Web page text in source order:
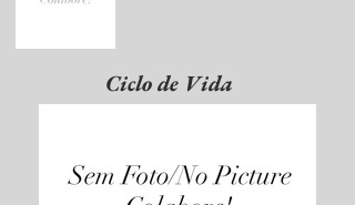
Ciclo de Vida